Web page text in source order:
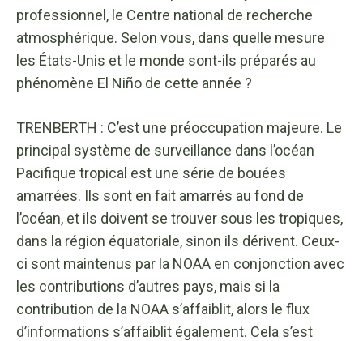
professionnel, le Centre national de recherche
atmosphérique. Selon vous, dans quelle mesure
les États-Unis et le monde sont-ils préparés au
phénomène El Niño de cette année ?
TRENBERTH : C’est une préoccupation majeure. Le
principal système de surveillance dans l’océan
Pacifique tropical est une série de bouées
amarrées. Ils sont en fait amarrés au fond de
l’océan, et ils doivent se trouver sous les tropiques,
dans la région équatoriale, sinon ils dérivent. Ceux-
ci sont maintenus par la NOAA en conjonction avec
les contributions d’autres pays, mais si la
contribution de la NOAA s’affaiblit, alors le flux
d’informations s’affaiblit également. Cela s’est